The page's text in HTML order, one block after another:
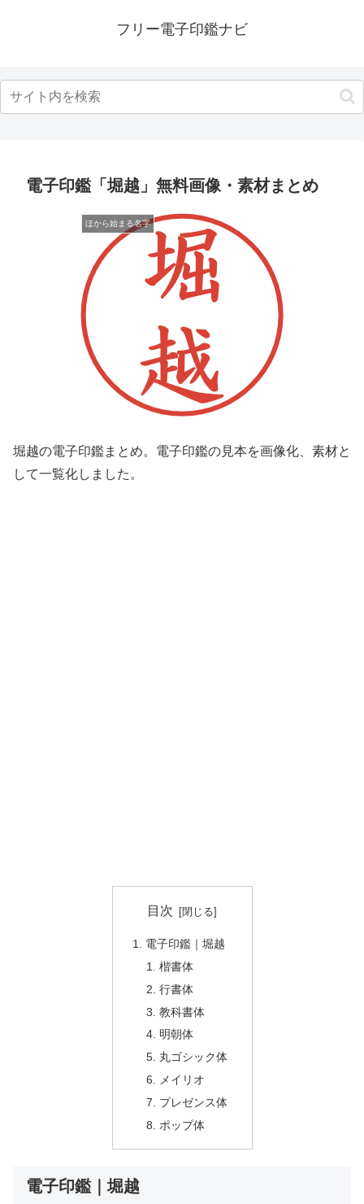
フリー電子印鑑ナビ
電子印鑑「堀越」無料画像・素材まとめ
ほから始まる名字
堀越の電子印鑑まとめ。電子印鑑の見本を画像化、素材と
して一覧化しました。
目次
電子印鑑｜堀越
楷書体
行書体
教科書体
明朝体
丸ゴシック体
メイリオ
プレゼンス体
ポップ体
電子印鑑｜堀越